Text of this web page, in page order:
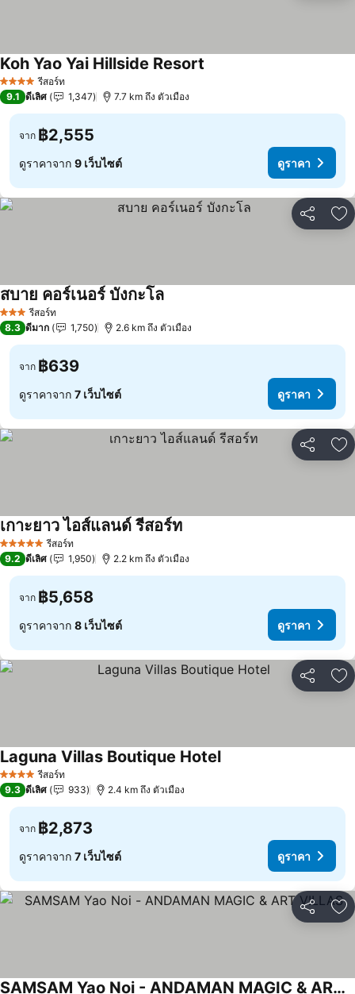
4 ดาว รีสอร์ท
Koh Yao Yai Hillside Resort
9.1 ดีเลิศ 1,347 7.7 km ถึง ตัวเมือง
จาก ฿2,555
ดูราคาจาก 9 เว็บไซต์ ดูราคา
แชร์ เ
3 ดาว รีสอร์ท
สบาย คอร์เนอร์ บังกะโล
8.3 ดีมาก 1,750 2.6 km ถึง ตัวเมือง
จาก ฿639
ดูราคาจาก 7 เว็บไซต์ ดูราคา
แชร์ เ
5 ดาว รีสอร์ท
เกาะยาว ไอส์แลนด์ รีสอร์ท
9.2 ดีเลิศ 1,950 2.2 km ถึง ตัวเมือง
จาก ฿5,658
ดูราคาจาก 8 เว็บไซต์ ดูราคา
แชร์ เ
4 ดาว รีสอร์ท
Laguna Villas Boutique Hotel
9.3 ดีเลิศ 933 2.4 km ถึง ตัวเมือง
จาก ฿2,873
ดูราคาจาก 7 เว็บไซต์ ดูราคา
แชร์ เ
SAMSAM Yao Noi - ANDAMAN MAGIC & ART VILLAS